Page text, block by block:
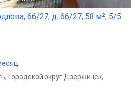
66/27, д. 66/27, 58 м², 5/5
, Городской округ Дзержинск,